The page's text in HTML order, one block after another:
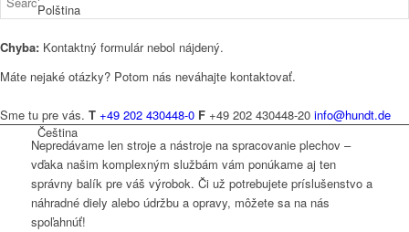
Polština
Čeština
Chyba: Kontaktný formulár nebol nájdený.
Máte nejaké otázky? Potom nás neváhajte kontaktovať.
Sme tu pre vás. T +49 202 430448-0 F +49 202 430448-20 info@hundt.de
Nepredávame len stroje a nástroje na spracovanie plechov –
vďaka našim komplexným službám vám ponúkame aj ten
správny balík pre váš výrobok. Či už potrebujete príslušenstvo a
náhradné diely alebo údržbu a opravy, môžete sa na nás
spoľahnúť!